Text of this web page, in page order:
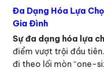
Đa Dạng Hóa Lựa
Gia Đình
Sự đa dạng hóa lựa
điểm vượt trội đầu
đi theo lối mòn “one-